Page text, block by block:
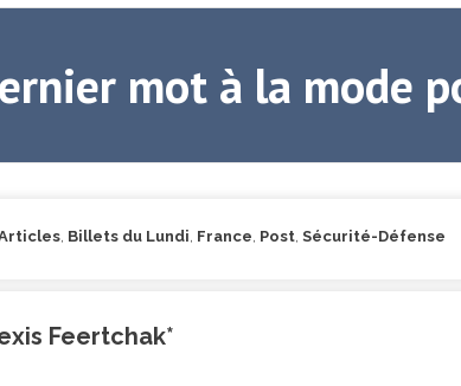
mot à la mode
Billets du Lundi France Post Sécurité-Défense
Feertchak*